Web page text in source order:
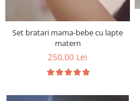
Set bratari mama-bebe cu lapte
matern
250,00 Lei